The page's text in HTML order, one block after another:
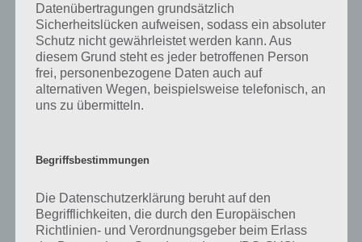
Zins hat dabei bereits eine sehr lange Geschichte, wobei Religionen
Zinsen temporär verboten, wieder erlaubten bzw. einschränkten.
Der Zinsbegriff trat wohl erstmals bei den Sumerern auf, wo auch der
Zinsenzins seinen Ursprung hat. Umso höher der Zins, desto höher
das Kreditrisiko, dass ein solcher nicht vom Schuldner an den
Gläubiger zurückgezahlt wird.
Kapital. Dieser ist dabei in Prozent angegeben. Dieser Zinssatz wird
einen Unterschied gibt. Während beim Zinssatz die Angabe in
Prozent erfolgt, ist der Zinsfuß die Angabe in Hundertteilen. Ist der
Zinssatz also 5% (5/100), so ist der Zinsfuß 5 (100 * 0,05)
Datenübertragungen grundsätzlich
Sicherheitslücken aufweisen, sodass ein absoluter
Schutz nicht gewährleistet werden kann. Aus
diesem Grund steht es jeder betroffenen Person
frei, personenbezogene Daten auch auf
alternativen Wegen, beispielsweise telefonisch, an
uns zu übermitteln.
Begriffsbestimmungen
Die Datenschutzerklärung beruht auf den
Begrifflichkeiten, die durch den Europäischen
Richtlinien- und Verordnungsgeber beim Erlass